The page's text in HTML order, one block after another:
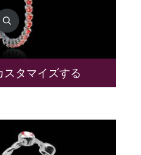
スタマイズする